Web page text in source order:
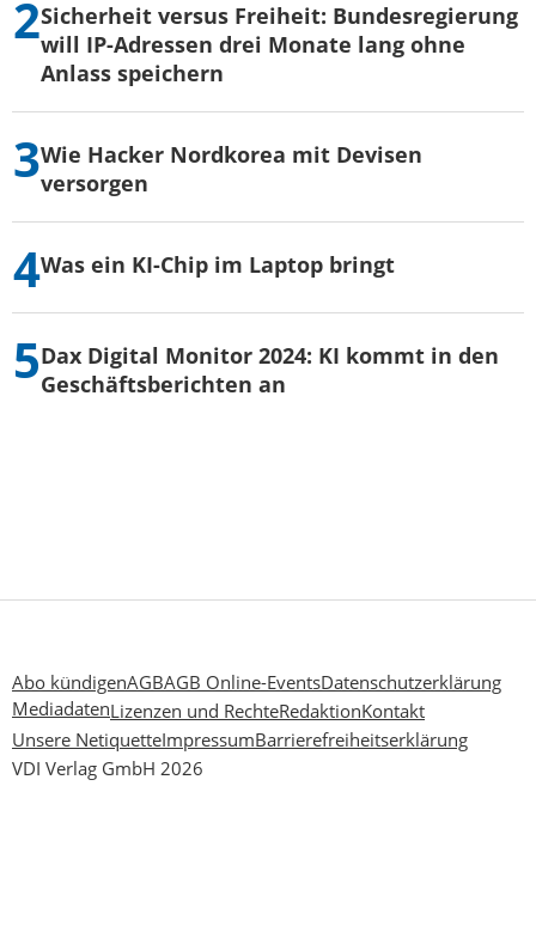
Sicherheit versus Freiheit: Bundesregierung
will IP-Adressen drei Monate lang ohne
Anlass speichern
Wie Hacker Nordkorea mit Devisen
versorgen
Was ein KI-Chip im Laptop bringt
Dax Digital Monitor 2024: KI kommt in den
Geschäftsberichten an
Abo kündigenAGBAGB Online-EventsDatenschutzerklärung
MediadatenLizenzen und RechteRedaktionKontakt
Unsere NetiquetteImpressumBarrierefreiheitserklärung
VDI Verlag GmbH 2026